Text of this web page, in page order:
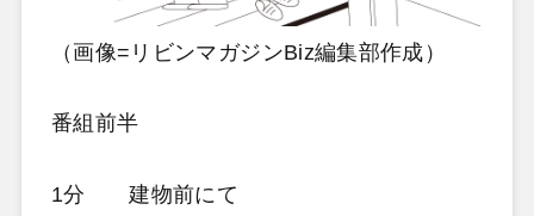
（画像=リビンマガジンBiz編集部作成）
番組前半
1分 建物前にて